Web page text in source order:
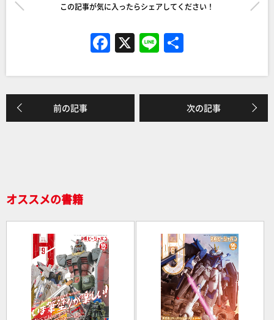
この記事が気に入ったらシェアしてください！
F
c
e
b
X Li
e
前の記事 次の記事
オススメの書籍